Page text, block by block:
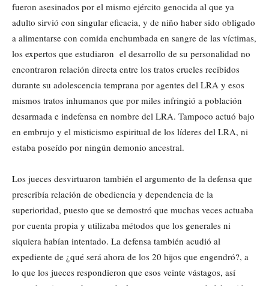
fueron asesinados por el mismo ejército genocida al que ya
adulto sirvió con singular eficacia, y de niño haber sido obligado
a alimentarse con comida enchumbada en sangre de las víctimas,
los expertos que estudiaron el desarrollo de su personalidad no
encontraron relación directa entre los tratos crueles recibidos
durante su adolescencia temprana por agentes del LRA y esos
mismos tratos inhumanos que por miles infringió a población
desarmada e indefensa en nombre del LRA. Tampoco actuó bajo
en embrujo y el misticismo espiritual de los líderes del LRA, ni
estaba poseído por ningún demonio ancestral.
Los jueces desvirtuaron también el argumento de la defensa que
prescribía relación de obediencia y dependencia de la
superioridad, puesto que se demostró que muchas veces actuaba
por cuenta propia y utilizaba métodos que los generales ni
siquiera habían intentado. La defensa también acudió al
expediente de ¿qué será ahora de los 20 hijos que engendró?, a
lo que los jueces respondieron que esos veinte vástagos, así